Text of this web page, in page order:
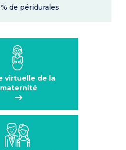
de péridurales
virtuelle de la
maternité